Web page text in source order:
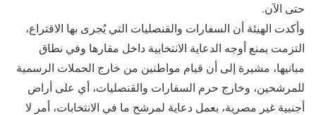
حتى الآن.
وأكدت الهيئة أن السفارات والقنصليات التي يُجرى بها الاقتراع،
التزمت بمنع أوجه الدعاية الانتخابية داخل مقارها وفي نطاق
مبانيها، مشيرة إلى أن قيام مواطنين من خارج الحملات الرسمية
للمرشحين، وخارج حرم السفارات والقنصليات، أي على أراض
أجنبية غير مصرية، بعمل دعاية لمرشح ما في الانتخابات، أمر لا